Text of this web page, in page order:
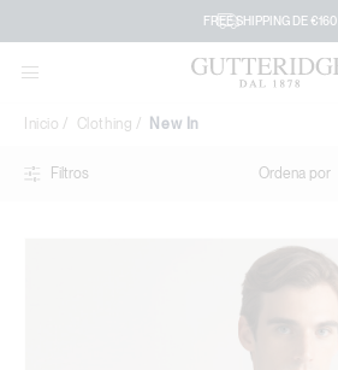
FREE SHIPPING DE €160
In
Inicio Clothing New In
Filtros